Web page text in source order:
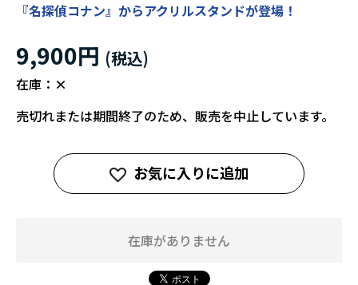
『名探偵コナン』からアクリルスタンドが登場！
9,900円
在庫： ×
売切れまたは期間終了のため、販売を中止しています。
お気に入りに追加
在庫がありません